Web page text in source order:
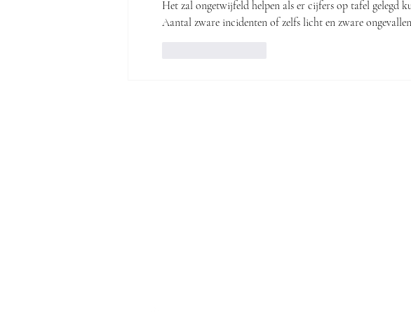
Het zal ongetwijfeld helpen als er cijfers op tafel gelegd
Aantal zware incidenten of zelfs licht en zware